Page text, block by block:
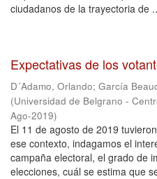
ciudadanos de la trayectoria de
Expectativas de los
D´Adamo, Orlando; García
(Universidad de Belgrano -
Ago-2019)
El 11 de agosto de 2019
ese contexto, indagamos el
campaña electoral, el grado de
elecciones, cuál se estima que